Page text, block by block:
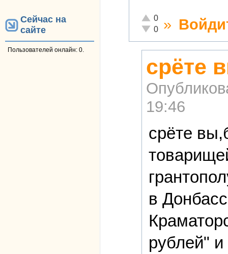
Сейчас на
сайте
Пользователей онлайн: 0.
Отлично!
0
Неадекватно!
0 »
срёте
19:46
срёте
в
рублей" и